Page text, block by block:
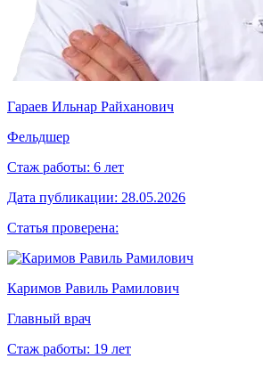
Гараев Ильнар Райханович
Фельдшер
Стаж работы: 6 лет
Дата публикации: 28.05.2026
Статья проверена:
Каримов Равиль Рамилович
Главный врач
Стаж работы: 19 лет